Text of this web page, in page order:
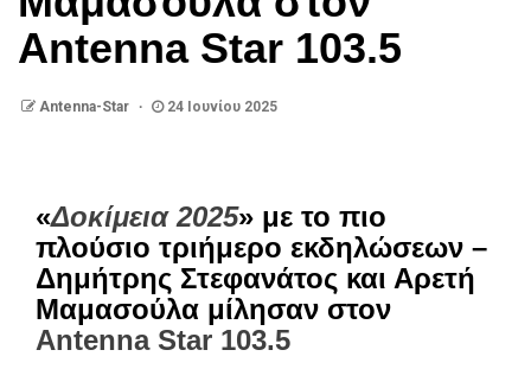
Antenna Star 103.5
Antenna-Star 24 Ιουνίου 2025
«Δοκίμεια 2025» με το πιο
πλούσιο τριήμερο εκδηλώσεων –
Δημήτρης Στεφανάτος και Αρετή
Μαμασούλα μίλησαν στον
Antenna Star 103.5